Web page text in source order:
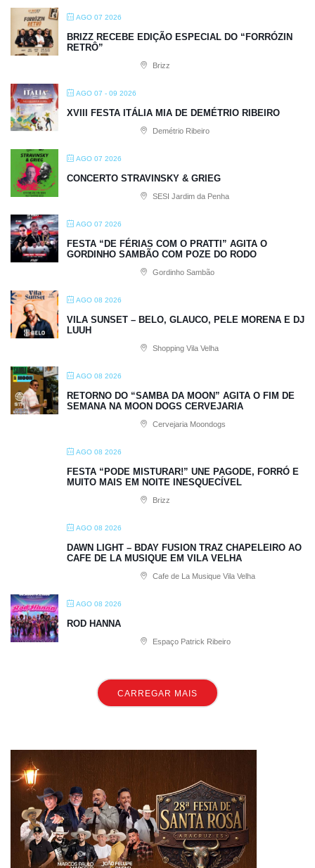
AGO 07 2026
BRIZZ RECEBE EDIÇÃO ESPECIAL DO “FORRÓZIN
RETRÔ”
Brizz
AGO 07 - 09 2026
XVIII FESTA ITÁLIA MIA DE DEMÉTRIO RIBEIRO
Demétrio Ribeiro
AGO 07 2026
CONCERTO STRAVINSKY & GRIEG
SESI Jardim da Penha
AGO 07 2026
FESTA “DE FÉRIAS COM O PRATTI” AGITA O
GORDINHO SAMBÃO COM POZE DO RODO
Gordinho Sambão
AGO 08 2026
VILA SUNSET – BELO, GLAUCO, PELE MORENA E DJ
LUUH
Shopping Vila Velha
AGO 08 2026
RETORNO DO “SAMBA DA MOON” AGITA O FIM DE
SEMANA NA MOON DOGS CERVEJARIA
Cervejaria Moondogs
AGO 08 2026
FESTA “PODE MISTURAR!” UNE PAGODE, FORRÓ E
MUITO MAIS EM NOITE INESQUECÍVEL
Brizz
AGO 08 2026
DAWN LIGHT – BDAY FUSION TRAZ CHAPELEIRO AO
CAFE DE LA MUSIQUE EM VILA VELHA
Cafe de La Musique Vila Velha
AGO 08 2026
ROD HANNA
Espaço Patrick Ribeiro
CARREGAR MAIS